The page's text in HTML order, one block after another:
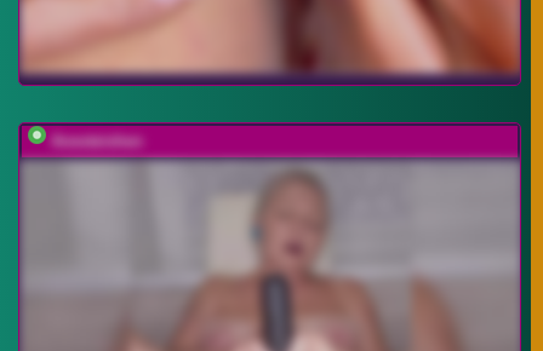
Anesteishen